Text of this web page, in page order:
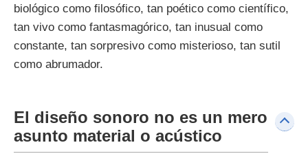
biológico como filosófico, tan poético como científico,
tan vivo como fantasmagórico, tan inusual como
constante, tan sorpresivo como misterioso, tan sutil
como abrumador.
El diseño sonoro no es un mero
asunto material o acústico